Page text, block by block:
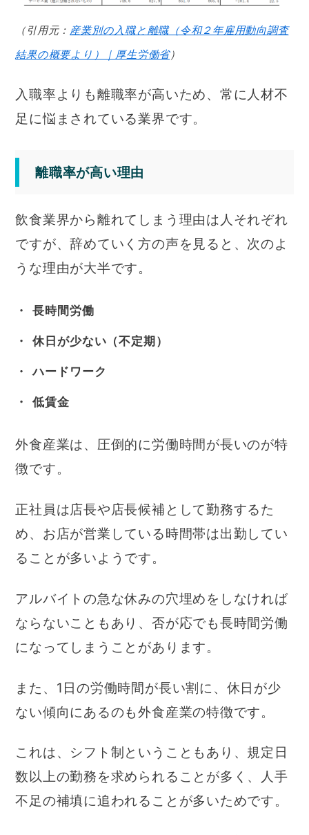
（引用元： 産業別の入職と離職（令和２年雇用動向調査
結果の概要より）｜厚生労働省）
入職率よりも離職率が高いため、常に人材不
足に悩まされている業界です。
離職率が高い理由
飲食業界から離れてしまう理由は人それぞれ
ですが、辞めていく方の声を見ると、次のよ
うな理由が大半です。
長時間労働
休日が少ない（不定期）
ハードワーク
低賃金
外食産業は、圧倒的に労働時間が長いのが特
徴です。
正社員は店長や店長候補として勤務するた
め、お店が営業している時間帯は出勤してい
ることが多いようです。
アルバイトの急な休みの穴埋めをしなければ
ならないこともあり、否が応でも長時間労働
になってしまうことがあります。
また、1日の労働時間が長い割に、休日が少
ない傾向にあるのも外食産業の特徴です。
これは、シフト制ということもあり、規定日
数以上の勤務を求められることが多く、人手
不足の補填に追われることが多いためです。